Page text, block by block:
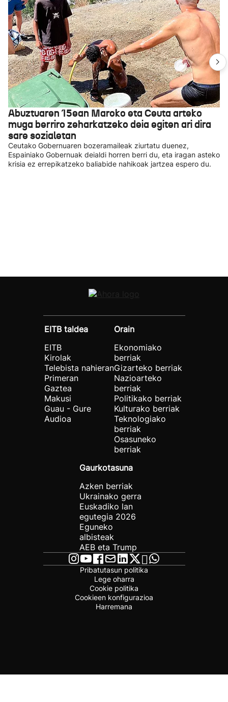
Abuztuaren 15ean Maroko eta Ceuta arteko
muga berriro zeharkatzeko deia egiten ari dira
sare sozialetan
Ceutako Gobernuaren bozeramaileak ziurtatu duenez,
Espainiako Gobernuak deialdi horren berri du, eta iragan asteko
krisia ez errepikatzeko baliabide nahikoak jartzea espero du.
EITB taldea
EITB
Kirolak
Telebista nahieran
Primeran
Gaztea
Makusi
Guau - Gure
Audioa
Orain
Ekonomiako
berriak
Gizarteko berriak
Nazioarteko
berriak
Politikako berriak
Kulturako berriak
Teknologiako
berriak
Osasuneko
berriak
Gaurkotasuna
Azken berriak
Ukrainako gerra
Euskadiko lan
egutegia 2026
Eguneko
albisteak
AEB eta Trump
Pribatutasun politika
Lege oharra
Cookie politika
Cookieen konfigurazioa
Harremana